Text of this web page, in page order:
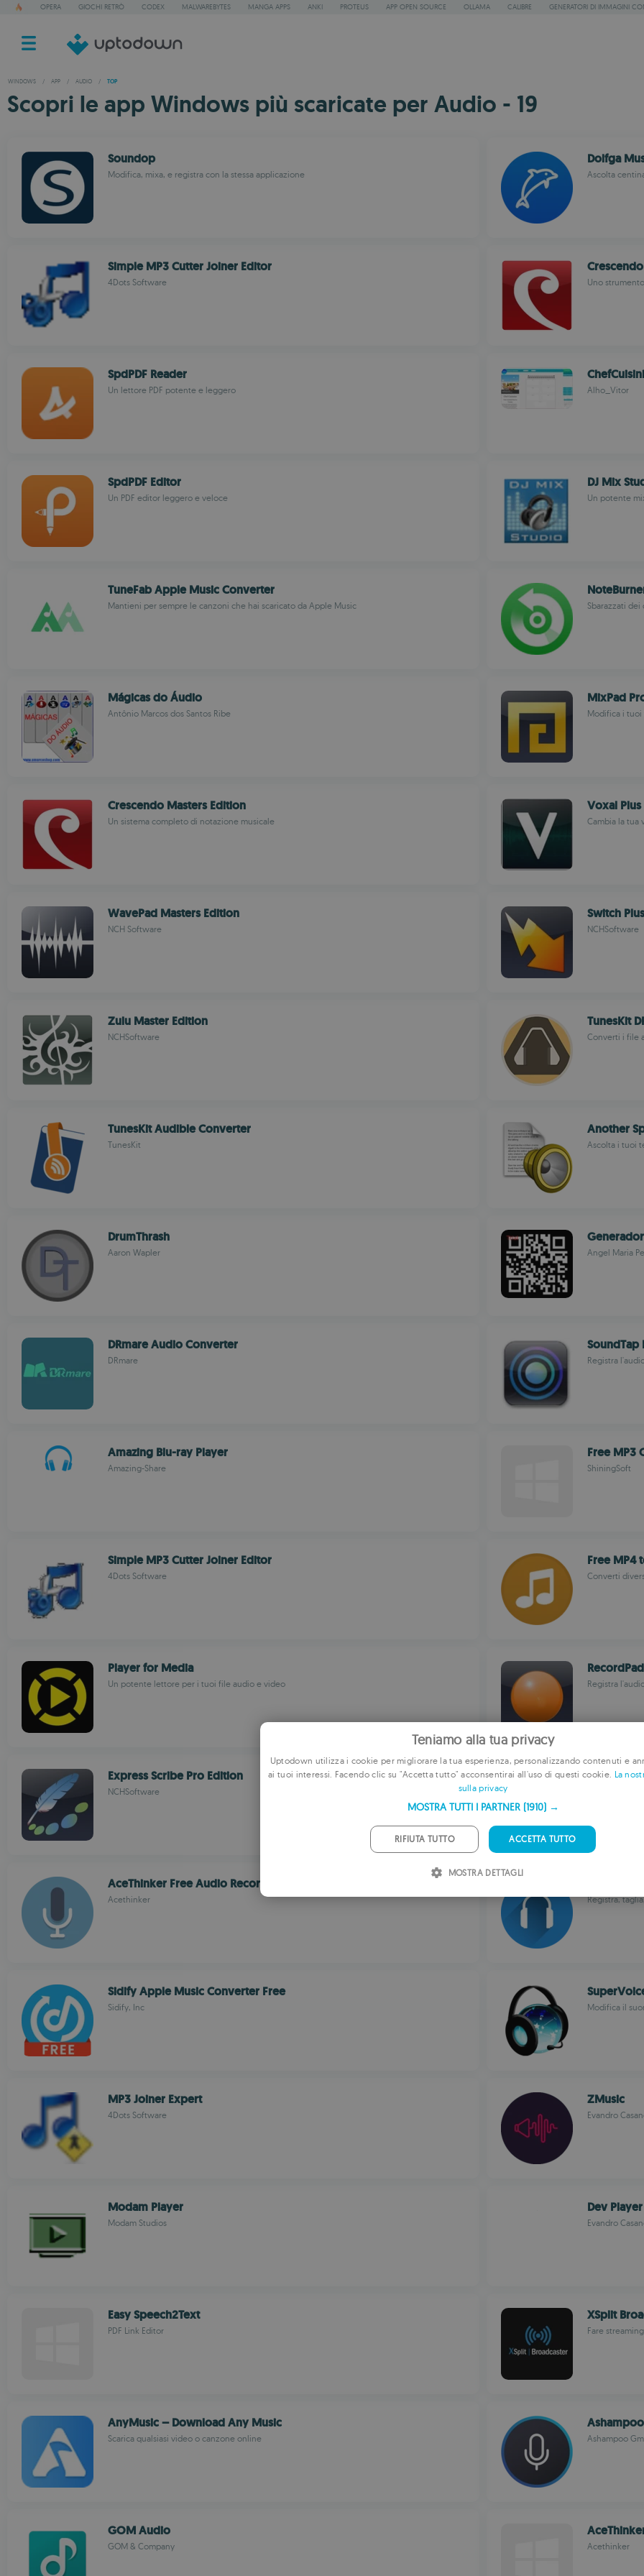
OPERA GIOCHI RETRÒ CODEX MALWAREBYTES MANGA APPS ANKI PROTEUS APP OPEN SOURCE OLLAMA CALIBRE GENERATORI DI IMMAGINI
WINDOWS / APP / AUDIO / TOP
Scopri le app Windows più scaricate per Audio - 19
Soundop
Modifica, mixa, e registra con la stessa applicazione
Dolfga
Ascolta
Simple MP3 Cutter Joiner Editor
4Dots Software Uno
SpdPDF Reader
Un lettore PDF potente e leggero Alho_Vitor
SpdPDF Editor
Un PDF editor leggero e veloce
DJ Mix
Un potente
TuneFab Apple Music Converter
Mantieni per sempre le canzoni che hai scaricato da Apple Music Sbarazzati
Mágicas do Áudio
Antônio Marcos dos Santos Ribe
MixPad
Modifica i tuoi
Crescendo Masters Edition
Un sistema completo di notazione musicale
Voxal Plus
Cambia la tua
WavePad Masters Edition
NCH Software
Switch Plus
NCHSoftware
Zulu Master Edition
NCHSoftware
TunesKit
Converti i file
TunesKit Audible Converter
TunesKit
Another
Ascolta i tuoi
DrumThrash
Aaron Wapler Angel Maria
DRmare Audio Converter
DRmare
SoundTap
Registra
Amazing Blu-ray Player
Amazing-Share
Free MP3
ShiningSoft
Simple MP3 Cutter Joiner Editor
4Dots Software
Free MP4
Converti
Player for Media
Un potente lettore per i tuoi file audio e video Registra
Express Scribe Pro Edition
NCHSoftware
Easy DRM
AceThinker Free Audio Recorder
Acethinker Registra,
Sidify Apple Music Converter Free
Sidify, Inc Modifica il
MP3 Joiner Expert
4Dots Software
ZMusic
Evandro
Modam Player
Modam Studios
Dev Player
Evandro
Easy Speech2Text
PDF Link Editor
XSplit
Fare
AnyMusic – Download Any Music
Scarica qualsiasi video o canzone online Ashampoo
GOM Audio
GOM & Company Acethinker
Teniamo alla tua privacy
Uptodown utilizza i cookie per migliorare la tua esperienza, personalizzando contenuti e
ai tuoi interessi. Facendo clic su "Accetta tutto" acconsentirai all'uso di questi cookie. La
sulla privacy
MOSTRA TUTTI I PARTNER (1910) →
ACCETTA TUTTO
RIFIUTA TUTTO
MOSTRA DETTAGLI